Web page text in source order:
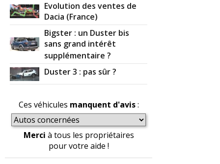
Evolution des ventes de
Dacia (France)
Bigster : un Duster bis
sans grand intérêt
supplémentaire ?
Duster 3 : pas sûr ?
Ces véhicules manquent d'avis:
Merci à tous les propriétaires
pour votre aide !